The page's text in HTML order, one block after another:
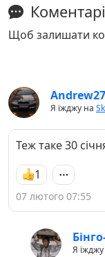
Коментарі
Щоб залишати
Я їжджу на
Теж таке 30
1
07 лютого 07:55
Я